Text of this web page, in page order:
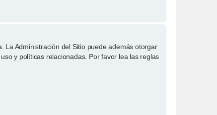
La Administración del Sitio puede además otorgar
y políticas relacionadas. Por favor lea las reglas